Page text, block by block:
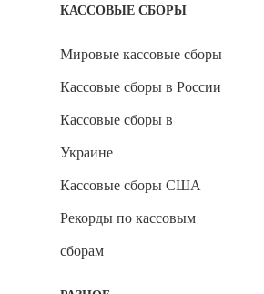
КАССОВЫЕ СБОРЫ
Мировые кассовые сборы
Кассовые сборы в России
Кассовые сборы в
Украине
Кассовые сборы США
Рекорды по кассовым
сборам